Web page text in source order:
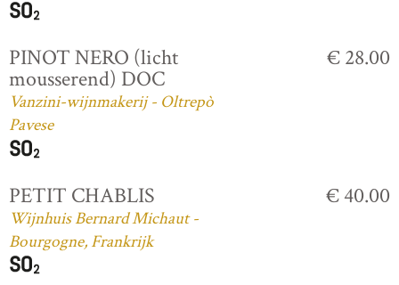
PINOT NERO (licht
mousserend) DOC
Vanzini-wijnmakerij - Oltrepò
Pavese
€ 28.00
PETIT CHABLIS
Wijnhuis Bernard Michaut -
Bourgogne, Frankrijk
€ 40.00